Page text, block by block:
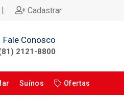
| Cadastrar
Fale Conosco
2121-8800
Suínos Ofertas